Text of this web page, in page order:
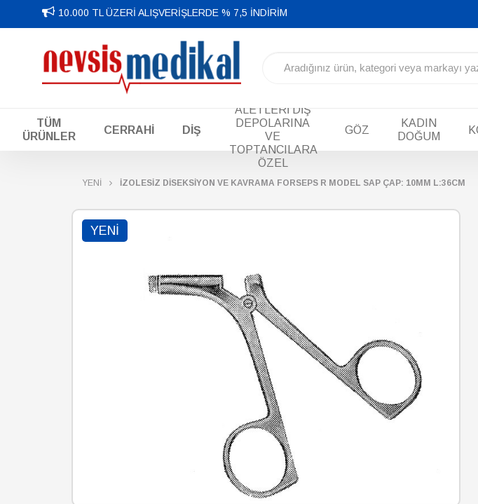
10.000 TL ÜZERİ ALIŞVERİŞLERDE % 7,5 İNDİRİM
TÜM
ÜRÜNLER
CERRAHİ DİŞ
ALETLERİ DİŞ
DEPOLARINA
VE
TOPTANCILARA
ÖZEL
GÖZ
KADIN
DOĞUM
YENİ İZOLESİZ DİSEKSİYON VE KAVRAMA FORSEPS R MODEL SAP ÇAP: 10MM L:36CM
YENI